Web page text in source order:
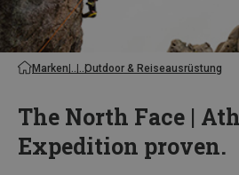
Marken Outdoor & Reiseausrüstung
The North Face |
Expedition proven.